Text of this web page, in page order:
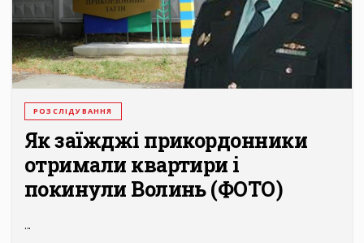
РОЗСЛІДУВАННЯ
Як заїжджі прикордонники
отримали квартири і
покинули Волинь (ФОТО)
...